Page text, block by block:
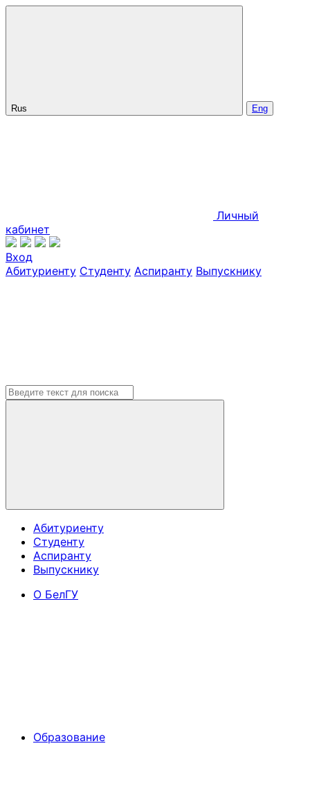
Rus Eng
Личный
кабинет
Вход
Абитуриенту Студенту Аспиранту Выпускнику
Абитуриенту
Студенту
Аспиранту
Выпускнику
О БелГУ
Образование